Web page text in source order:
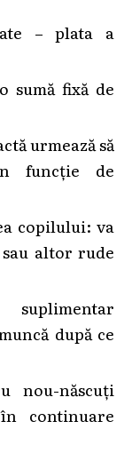
– plata a
sumă fixă de
urmează să
funcție de
copilului: va
altor rude
după ce
nou-născuți
continuare